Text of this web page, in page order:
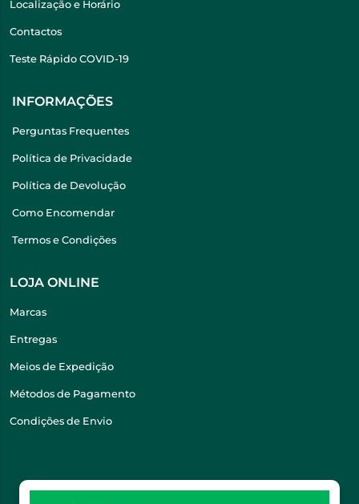
Localização e Horário
Contactos
Teste Rápido COVID-19
INFORMAÇÕES
Perguntas Frequentes
Política de Privacidade
Política de Devolução
Como Encomendar
Termos e Condições
LOJA ONLINE
Marcas
Entregas
Meios de Expedição
Métodos de Pagamento
Condições de Envio